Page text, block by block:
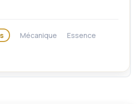
Mécanique Essence